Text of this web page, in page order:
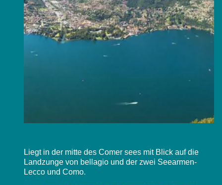
Liegt in der mitte des Comer sees mit Blick auf die
Landzunge von bellagio und der zwei Seearmen-
Lecco und Como.